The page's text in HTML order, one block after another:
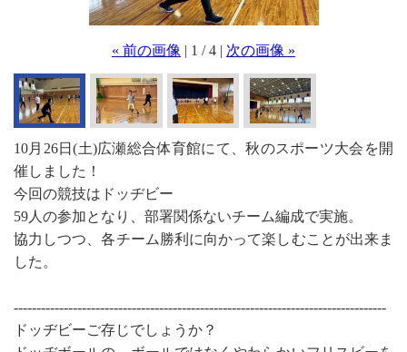
« 前の画像 | 1 / 4 | 次の画像 »
10月26日(土)広瀬総合体育館にて、秋のスポーツ大会を開
催しました！
今回の競技はドッヂビー
59人の参加となり、部署関係ないチーム編成で実施。
協力しつつ、各チーム勝利に向かって楽しむことが出来ま
した。
----------------------------------------------------------------------------------
ドッヂビーご存じでしょうか？